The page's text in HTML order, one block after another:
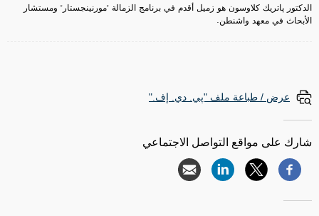
الدكتور پاتريك كلاوسون هو زميل أقدم في برنامج الزمالة "مورنينجستار" ومستشار
الأبحاث في معهد واشنطن.
عرض / طباعة ملف "پي. دي. إف."
شارك على مواقع التواصل الاجتماعي